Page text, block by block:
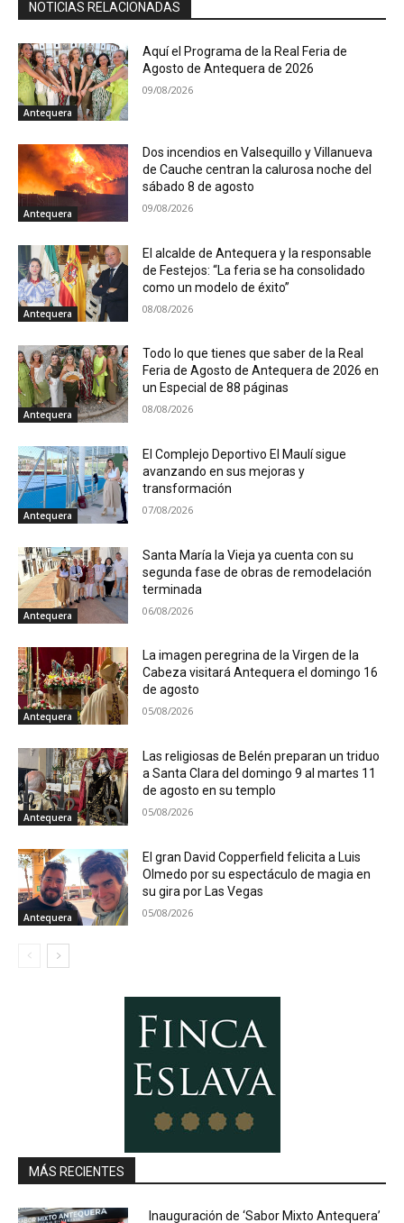
NOTICIAS RELACIONADAS
Antequera
Aquí el Programa de la Real Feria de
Agosto de Antequera de 2026
09/08/2026
Antequera
Dos incendios en Valsequillo y Villanueva
de Cauche centran la calurosa noche del
sábado 8 de agosto
09/08/2026
Antequera
El alcalde de Antequera y la responsable
de Festejos: “La feria se ha consolidado
como un modelo de éxito”
08/08/2026
Antequera
Todo lo que tienes que saber de la Real
Feria de Agosto de Antequera de 2026 en
un Especial de 88 páginas
08/08/2026
Antequera
El Complejo Deportivo El Maulí sigue
avanzando en sus mejoras y
transformación
07/08/2026
Antequera
Santa María la Vieja ya cuenta con su
segunda fase de obras de remodelación
terminada
06/08/2026
Antequera
La imagen peregrina de la Virgen de la
Cabeza visitará Antequera el domingo 16
de agosto
05/08/2026
Antequera
Las religiosas de Belén preparan un triduo
a Santa Clara del domingo 9 al martes 11
de agosto en su templo
05/08/2026
Antequera
El gran David Copperfield felicita a Luis
Olmedo por su espectáculo de magia en
su gira por Las Vegas
05/08/2026
MÁS RECIENTES
Inauguración de ‘Sabor Mixto Antequera’